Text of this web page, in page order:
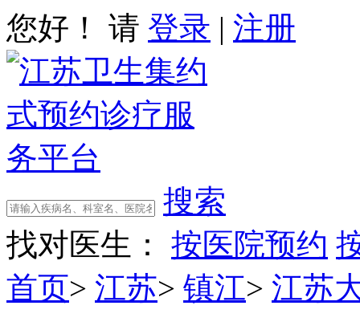
您好！ 请 登录 | 注册
搜索
找对医生：
按医院预约
首页> 江苏> 镇江> 江苏